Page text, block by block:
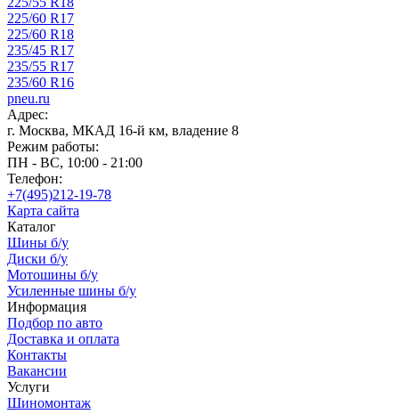
225/60 R17
225/60 R18
235/45 R17
235/55 R17
235/60 R16
pneu.ru
Адрес:
г. Москва, МКАД 16-й км, владение 8
Режим работы:
ПН - ВС, 10:00 - 21:00
Телефон:
+7(495)212-19-78
Карта сайта
Каталог
Шины б/у
Диски б/у
Мотошины б/у
Усиленные шины б/у
Информация
Подбор по авто
Доставка и оплата
Контакты
Вакансии
Услуги
Шиномонтаж